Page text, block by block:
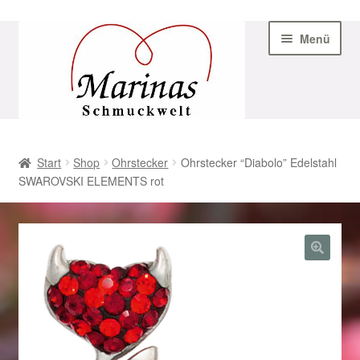
Navigation
Menü
AGB
Beispiel-Seite
Datenschutz
Geschenke zu Ostern 2023
Geschenke zu Ostern 2024
Start Shop Ohrstecker
Ohrstecker “Diabolo” Edelstahl
SWAROVSKI ELEMENTS rot